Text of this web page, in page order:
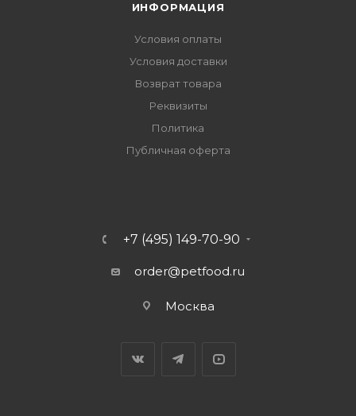
ИНФОРМАЦИЯ
Условия оплаты
Условия доставки
Возврат товара
Реквизиты
Политика
Публичная оферта
+7 (495) 149-70-90
order@petfood.ru
Москва